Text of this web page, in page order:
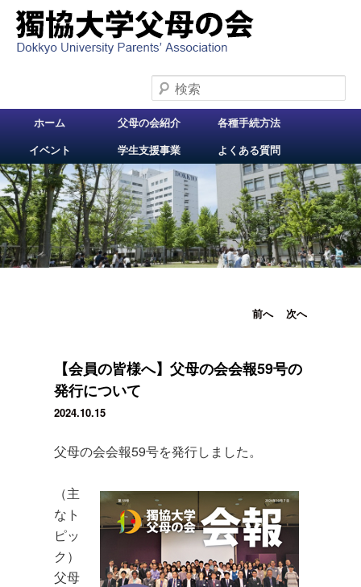
検索
メインメニュー
メインコンテンツへ
移動
ホーム 父母の会紹介
各種手続方法
イベント
学生支援事業 よくある質問
投稿ナビ
前へ 次へ
【会員の皆様へ】父母の会会報59号の
発行について
2024.10.15
父母の会会報59号を発行しました。
（主
なト
ピッ
ク）
父母